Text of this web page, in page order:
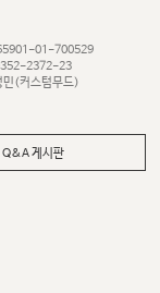
01-700529
2372-23
민(커스텀무드)
Q&A 게시판